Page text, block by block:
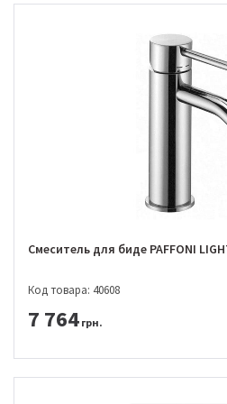
Смеситель для биде PAFFONI
Код товара: 40608
7 764 грн.